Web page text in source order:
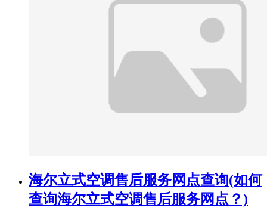
海尔立式空调售后服务网点查询(如何
查询海尔立式空调售后服务网点？)